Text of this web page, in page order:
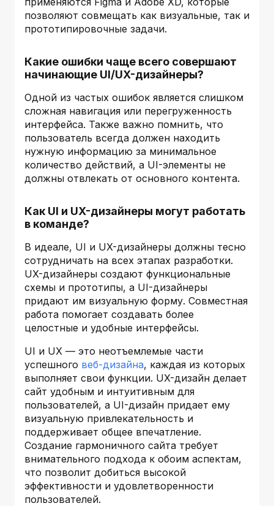
позволяют совмещать как визуальные, так и
прототипировочные задачи.
Какие ошибки чаще всего совершают
начинающие UI/UX-дизайнеры?
Одной из частых ошибок является слишком
сложная навигация или перегруженность
интерфейса. Также важно помнить, что
пользователь всегда должен находить
нужную информацию за минимальное
количество действий, а UI-элементы не
должны отвлекать от основного контента.
Как UI и UX-дизайнеры могут работать
в команде?
В идеале, UI и UX-дизайнеры должны тесно
сотрудничать на всех этапах разработки.
UX-дизайнеры создают функциональные
схемы и прототипы, а UI-дизайнеры
придают им визуальную форму. Совместная
работа помогает создавать более
целостные и удобные интерфейсы.
UI и UX — это неотъемлемые части
успешного веб-дизайна, каждая из которых
выполняет свои функции. UX-дизайн делает
сайт удобным и интуитивным для
пользователей, а UI-дизайн придает ему
визуальную привлекательность и
поддерживает общее впечатление.
Создание гармоничного сайта требует
внимательного подхода к обоим аспектам,
что позволит добиться высокой
эффективности и удовлетворенности
пользователей.